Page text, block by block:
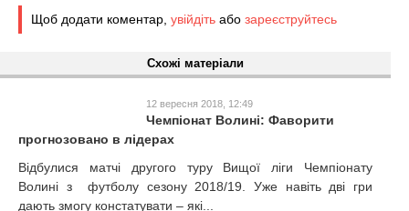
Щоб додати коментар, увійдіть або зареєструйтесь
Схожі матеріали
12 вересня 2018, 12:49
Чемпіонат Волині: Фаворити
прогнозовано в лідерах
Відбулися матчі другого туру Вищої ліги Чемпіонату
Волині з футболу сезону 2018/19. Уже навіть дві гри
дають змогу констатувати – які...